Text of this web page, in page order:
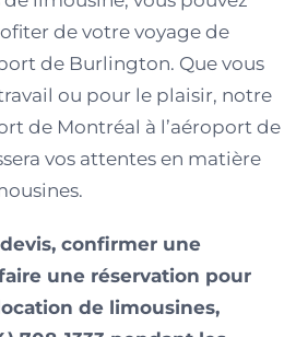
de votre voyage de
de Burlington. Que vous
ou pour le plaisir, notre
de Montréal à l’aéroport de
vos attentes en matière
confirmer une
une réservation pour
de limousines,